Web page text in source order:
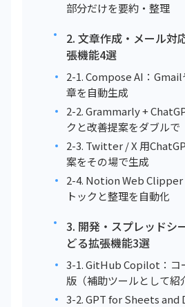
部分だけを要約・整理
2. 文章作成・メール対
張機能4選
2-1. Compose AI：
章を自動生成
2-2. Grammarly +
クと改善提案をダブルで
2-3. Twitter / X 用
案をその場で生成
2-4. Notion Web Clipper
トックと整理を自動化
3. 開発・スプレッドシ
どる拡張機能3選
3-1. GitHub Copilot：コ
版（補助ツールとして紹
3-2. GPT for Sheets and